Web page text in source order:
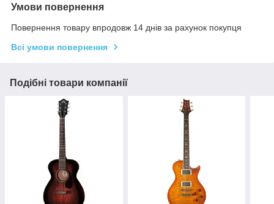
Умови повернення
Повернення товару впродовж 14 днів за рахунок покупця
Всі умови повернення
Подібні товари компанії